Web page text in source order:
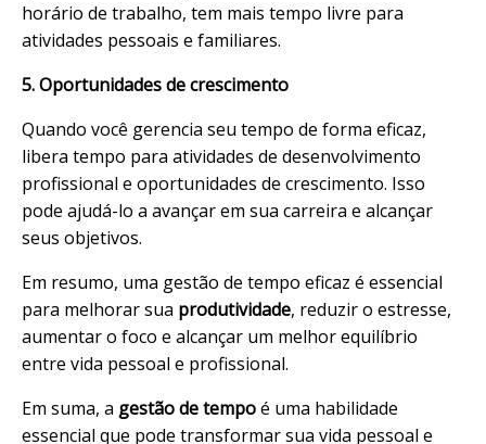
horário de trabalho, tem mais tempo livre para
atividades pessoais e familiares.
5. Oportunidades de crescimento
Quando você gerencia seu tempo de forma eficaz,
libera tempo para atividades de desenvolvimento
profissional e oportunidades de crescimento. Isso
pode ajudá-lo a avançar em sua carreira e alcançar
seus objetivos.
Em resumo, uma gestão de tempo eficaz é essencial
para melhorar sua produtividade, reduzir o estresse,
aumentar o foco e alcançar um melhor equilíbrio
entre vida pessoal e profissional.
Em suma, a gestão de tempoé uma habilidade
essencial que pode transformar sua vida pessoal e